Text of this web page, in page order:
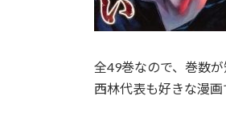
全49巻なので、巻数
西林代表も好きな漫画